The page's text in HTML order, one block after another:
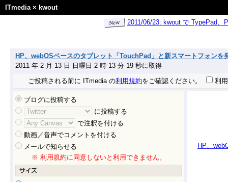
ITmedia× kwout
2011/06/23: kwout で TypePad
HP、webOSベースのタブレット「TouchPad」と新スマートフォンを
2011 年 2 月 13 日 日曜日 2 時 13 分 19 秒に取得
ご投稿される前に ITmedia の利用規約をご確認ください。 利
ブログに投稿する
に投稿する
で注釈を付ける
動画／音声でコメントを付ける
メールで知らせる
※ 利用規約に同意しないと利用できません。
HP、